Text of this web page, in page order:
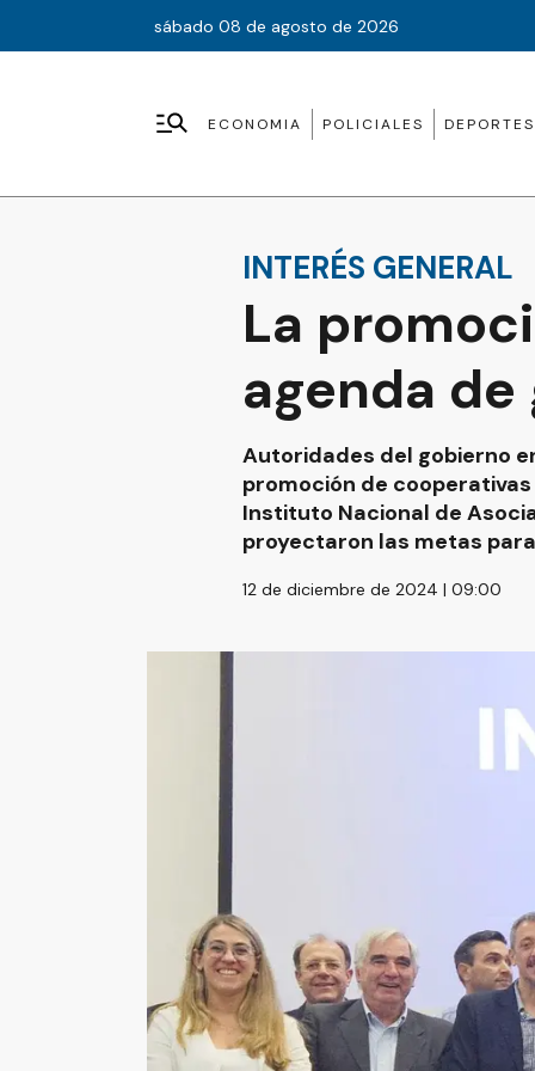
sábado 08 de agosto de 2026
ECONOMIA POLICIALES DEPORTES
INTERÉS GENERAL
La
agenda
Autoridades del gobierno
promoción de
Instituto Nacional de
proyectaron las metas
12 de diciembre de 2024 | 09:00